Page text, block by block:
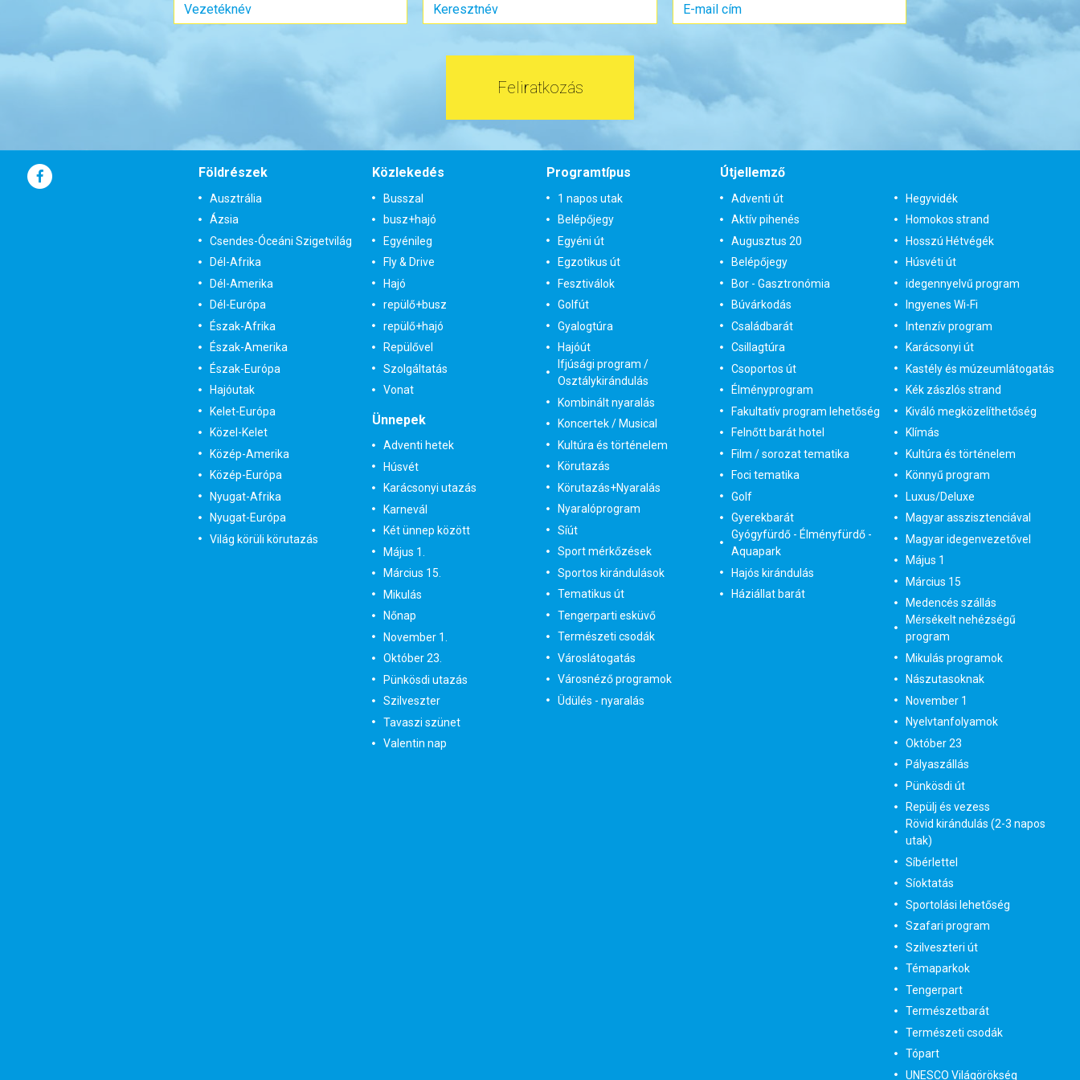
8 éj
már 1.950.000 Ft-tól
Időtartam:9 éj
már 2.275.000 Ft-tól
árak
Feliratkozás
Földrészek
Ausztrália
Ázsia
Csendes-Óceáni Szigetvilág
Dél-Afrika
Dél-Amerika
Dél-Európa
Észak-Afrika
Észak-Amerika
Észak-Európa
Hajóutak
Kelet-Európa
Közel-Kelet
Közép-Amerika
Közép-Európa
Nyugat-Afrika
Nyugat-Európa
Világ körüli körutazás
Közlekedés
Busszal
busz+hajó
Egyénileg
Fly & Drive
Hajó
repülő+busz
repülő+hajó
Repülővel
Szolgáltatás
Vonat
Ünnepek
Adventi hetek
Húsvét
Karácsonyi utazás
Karnevál
Két ünnep között
Május 1.
Március 15.
Mikulás
Nőnap
November 1.
Október 23.
Pünkösdi utazás
Szilveszter
Tavaszi szünet
Valentin nap
Programtípus
1 napos utak
Belépőjegy
Egyéni út
Egzotikus út
Fesztiválok
Golfút
Gyalogtúra
Hajóút
Ifjúsági program /
Osztálykirándulás
Kombinált nyaralás
Koncertek / Musical
Kultúra és történelem
Körutazás
Körutazás+Nyaralás
Nyaralóprogram
Síút
Sport mérkőzések
Sportos kirándulások
Tematikus út
Tengerparti esküvő
Természeti csodák
Városlátogatás
Városnéző programok
Üdülés - nyaralás
Útjellemző
Adventi út
Aktív pihenés
Augusztus 20
Belépőjegy
Bor - Gasztronómia
Búvárkodás
Családbarát
Csillagtúra
Csoportos út
Élményprogram
Fakultatív program lehetőség
Felnőtt barát hotel
Film / sorozat tematika
Foci tematika
Golf
Gyerekbarát
Gyógyfürdő - Élményfürdő -
Aquapark
Hajós kirándulás
Háziállat barát
Hegyvidék
Homokos strand
Hosszú Hétvégék
Húsvéti út
idegennyelvű program
Ingyenes Wi-Fi
Intenzív program
Karácsonyi út
Kastély és múzeumlátogatás
Kék zászlós strand
Kiváló megközelíthetőség
Klímás
Kultúra és történelem
Könnyű program
Luxus/Deluxe
Magyar asszisztenciával
Magyar idegenvezetővel
Május 1
Március 15
Medencés szállás
Mérsékelt nehézségű
program
Mikulás programok
Nászutasoknak
November 1
Nyelvtanfolyamok
Október 23
Pályaszállás
Pünkösdi út
Repülj és vezess
Rövid kirándulás (2-3 napos
utak)
Síbérlettel
Síoktatás
Sportolási lehetőség
Szafari program
Szilveszteri út
Témaparkok
Tengerpart
Természetbarát
Természeti csodák
Tópart
UNESCO Világörökség